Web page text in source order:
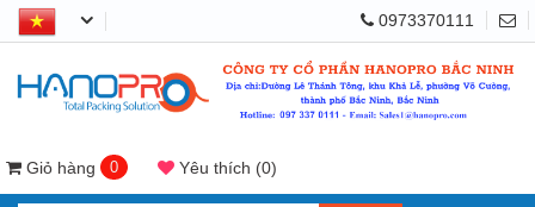
0973370111
Giỏ hàng 0 Yêu thích (0)